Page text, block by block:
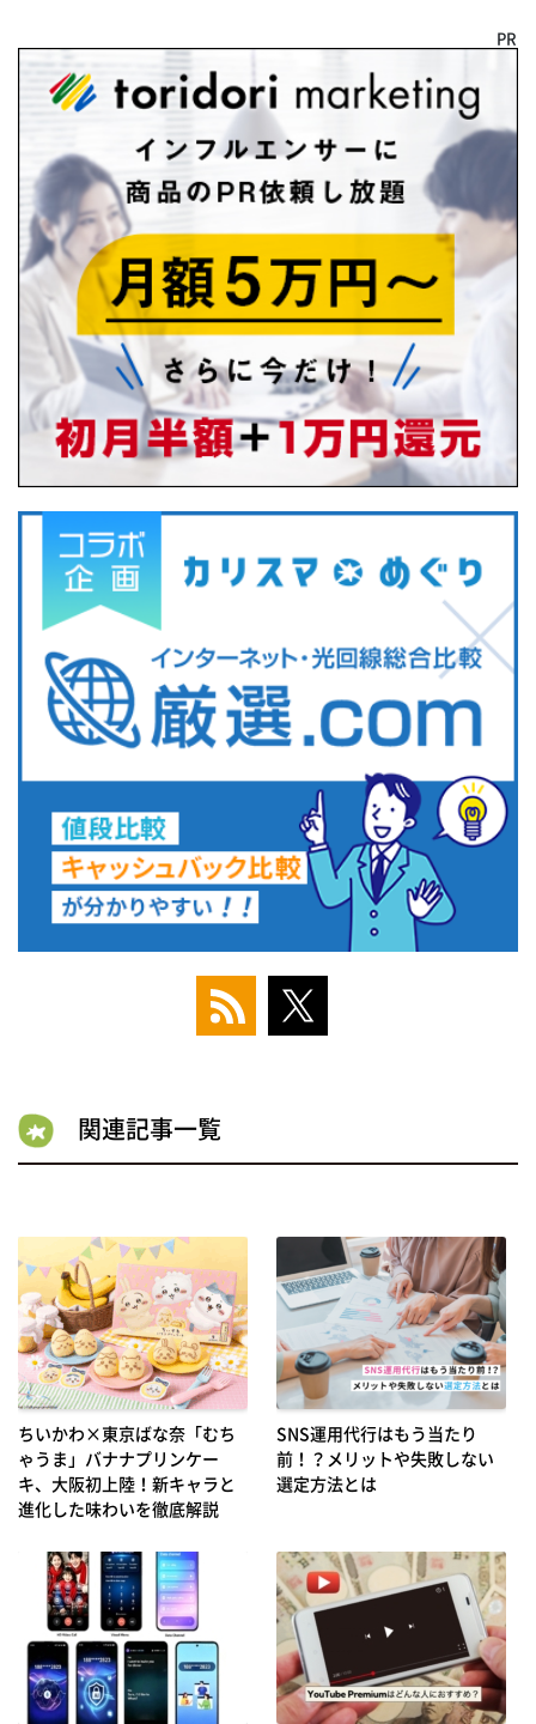
PR
関連記事一覧
ちいかわ×東京ばな奈「むち
ゃうま」バナナプリンケー
キ、大阪初上陸！新キャラと
進化した味わいを徹底解説
SNS運用代行はもう当たり
前！？メリットや失敗しない
選定方法とは